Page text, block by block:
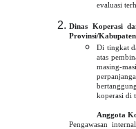
evaluasi
Dinas Koperasi
Provinsi/
Di tingkat
atas
masing-
koperasi di
Anggota
Pengawasan